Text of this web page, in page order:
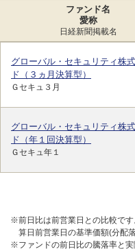
ファンド名
愛称
日経新聞掲載名
グローバル・セキュリティ株
ド（３ヵ月決算型）
Ｇセキュ３月
グローバル・セキュリティ株
ド（年１回決算型）
Ｇセキュ年１
※前日比は前営業日との比較で
算日前営業日の基準価額(分配
※ファンドの前日比の騰落率と実